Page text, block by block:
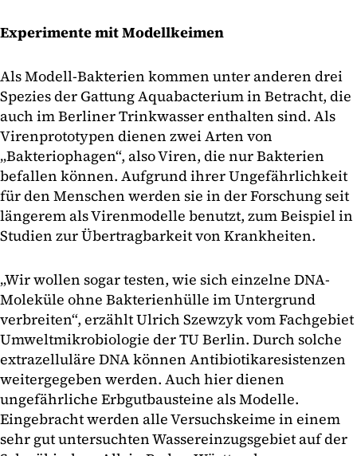
Experimente mit Modellkeimen
Als Modell-Bakterien kommen unter anderen drei
Spezies der Gattung Aquabacterium in Betracht, die
auch im Berliner Trinkwasser enthalten sind. Als
Virenprototypen dienen zwei Arten von
„Bakteriophagen“, also Viren, die nur Bakterien
befallen können. Aufgrund ihrer Ungefährlichkeit
für den Menschen werden sie in der Forschung seit
längerem als Virenmodelle benutzt, zum Beispiel in
Studien zur Übertragbarkeit von Krankheiten.
„Wir wollen sogar testen, wie sich einzelne DNA-
Moleküle ohne Bakterienhülle im Untergrund
verbreiten“, erzählt Ulrich Szewzyk vom Fachgebiet
Umweltmikrobiologie der TU Berlin. Durch solche
extrazelluläre DNA können Antibiotikaresistenzen
weitergegeben werden. Auch hier dienen
ungefährliche Erbgutbausteine als Modelle.
Eingebracht werden alle Versuchskeime in einem
sehr gut untersuchten Wassereinzugsgebiet auf der